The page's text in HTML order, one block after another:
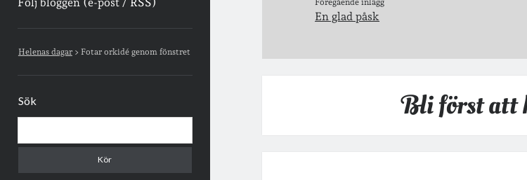
Sidopanel
Helenas dagar> Fotar orkidé genom fönstret
Sök
Föregående inlägg
En glad påsk
Bli först att